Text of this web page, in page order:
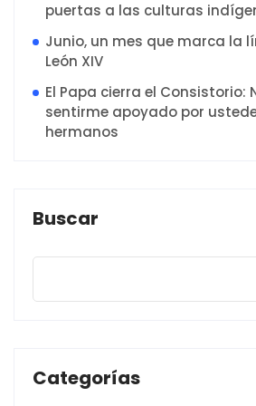
puertas a las culturas
Junio, un mes que marca la
León XIV
El Papa cierra el Consistorio:
sentirme apoyado por
hermanos
Buscar
Categorías